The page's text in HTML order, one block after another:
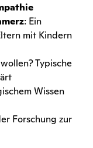
: Ein
mit Kindern
Typische
Wissen
Forschung zur